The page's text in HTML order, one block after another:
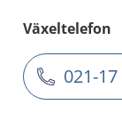
Växeltelefon
021-